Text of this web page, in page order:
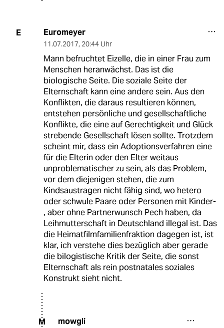
E Euromeyer
11.07.2017, 20:44 Uhr
Mann befruchtet Eizelle, die in einer Frau zum
Menschen heranwächst. Das ist die
biologische Seite. Die soziale Seite der
Elternschaft kann eine andere sein. Aus den
Konflikten, die daraus resultieren können,
entstehen persönliche und gesellschaftliche
Konflikte, die eine auf Gerechtigkeit und Glück
strebende Gesellschaft lösen sollte. Trotzdem
scheint mir, dass ein Adoptionsverfahren eine
für die Elterin oder den Elter weitaus
unproblematischer zu sein, als das Problem,
vor dem diejenigen stehen, die zum
Kindsaustragen nicht fähig sind, wo hetero
oder schwule Paare oder Personen mit Kinder-
, aber ohne Partnerwunsch Pech haben, da
Leihmutterschaft in Deutschland illegal ist. Das
die Heimatfilmfamilienfraktion dagegen ist, ist
klar, ich verstehe dies bezüglich aber gerade
die bilogistische Kritik der Seite, die sonst
Elternschaft als rein postnatales soziales
Konstrukt sieht nicht.
M mowgli